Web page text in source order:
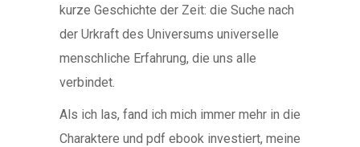
kurze Geschichte der Zeit: die Suche nach
der Urkraft des Universums universelle
menschliche Erfahrung, die uns alle
verbindet.
Als ich las, fand ich mich immer mehr in die
Charaktere und pdf ebook investiert, meine